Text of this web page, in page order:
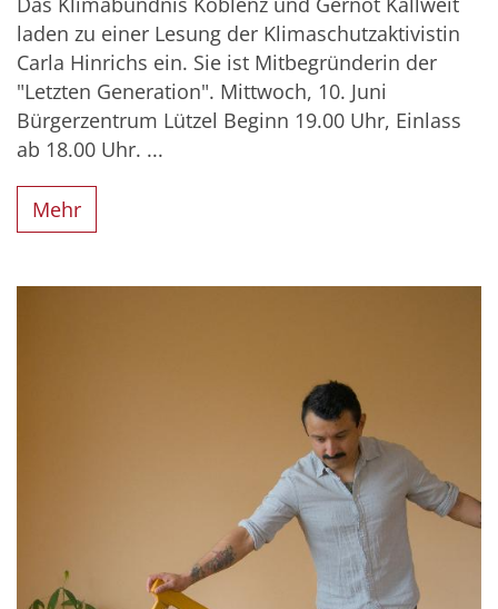
laden zu einer Lesung der Klimaschutzaktivistin
Carla Hinrichs ein. Sie ist Mitbegründerin der
"Letzten Generation". Mittwoch, 10. Juni
Bürgerzentrum Lützel Beginn 19.00 Uhr, Einlass
ab 18.00 Uhr. ...
Mehr